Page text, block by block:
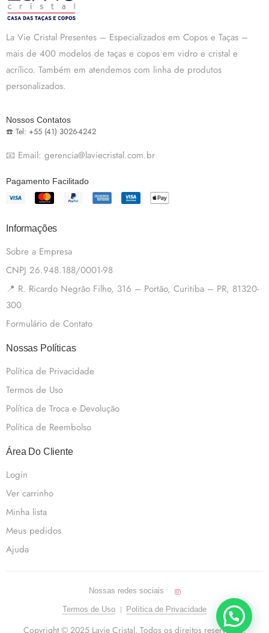
La Vie Cristal Presentes – Especializados em Copos e Taças –
mais de 400 modelos de taças e copos em vidro e cristal e
acrílico. Também em atendemos com linha de produtos
personalizados.
Nossos Contatos
☎️ Tel: +55 (41) 3026-4242
📧 Email: gerencia@laviecristal.com.br
Pagamento Facilitado
Informações
Sobre a Empresa
CNPJ 26.948.188/0001-98
📍 R. Ricardo Negrão Filho, 316 – Portão, Curitiba – PR, 81320-
300
Formulário de Contato
Nossas Políticas
Política de Privacidade
Termos de Uso
Política de Troca e Devolução
Política de Reembolso
Área Do Cliente
Login
Ver carrinho
Minha lista
Meus pedidos
Ajuda
Copyright © 2025 Lavie Cristal. Todos os direitos reservados.
Termos de Uso Política de Privacidade
Nossas redes sociais